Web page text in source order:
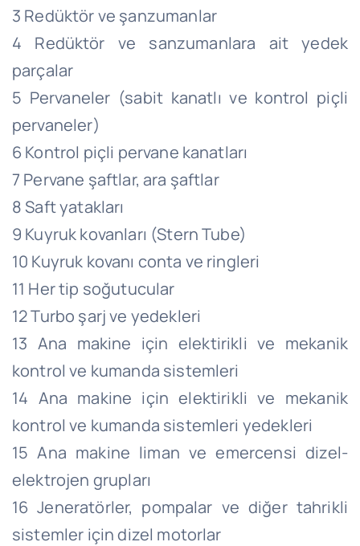
3 Redüktör ve şanzumanlar
4 Redüktör ve sanzumanlara ait yedek
parçalar
5 Pervaneler (sabit kanatlı ve kontrol piçli
pervaneler)
6 Kontrol piçli pervane kanatları
7 Pervane şaftlar, ara şaftlar
8 Saft yatakları
9 Kuyruk kovanları (Stern Tube)
10 Kuyruk kovanı conta ve ringleri
11 Her tip soğutucular
12 Turbo şarj ve yedekleri
13 Ana makine için elektirikli ve mekanik
kontrol ve kumanda sistemleri
14 Ana makine için elektirikli ve mekanik
kontrol ve kumanda sistemleri yedekleri
15 Ana makine liman ve emercensi dizel-
elektrojen grupları
16 Jeneratörler, pompalar ve diğer tahrikli
sistemler için dizel motorlar